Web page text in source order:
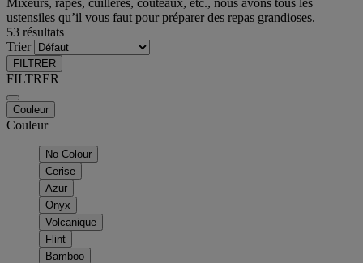
ustensiles qu’il vous faut pour préparer des repas grandioses.
53 résultats
Trier
FILTRER
FILTRER
Couleur
Couleur
No Colour
Cerise
Azur
Onyx
Volcanique
Flint
Bamboo